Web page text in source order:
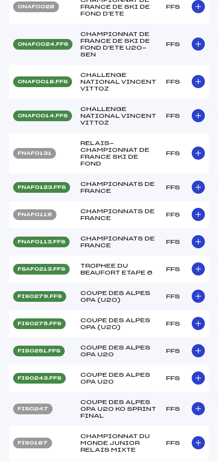
ONAF0028
FRANCE DE SKI DE
FOND D'ETE
FFS
ONAF0024.FFS
CHAMPIONNAT DE
FRANCE DE SKI DE
FOND D'ETE U20-
SEN
FFS
ONAF0018.FFS
CHALLENGE
NATIONAL VINCENT
VITTOZ
FFS
ONAF0014.FFS
CHALLENGE
NATIONAL VINCENT
VITTOZ
FFS
FNAF0131
RELAIS-
CHAMPIONNAT DE
FRANCE SKI DE
FOND
FFS
FNAF0123.FFS
CHAMPIONNATS DE
FRANCE
FFS
FNAF0116
CHAMPIONNATS DE
FRANCE
FFS
FNAF0113.FFS
CHAMPIONNATS DE
FRANCE
FFS
FSAF0213.FFS
TROPHEE DU
BEAUFORT ETAPE 6
FFS
FIS0279.FFS
COUPE DES ALPES
OPA (U20)
FFS
FIS0275.FFS
COUPE DES ALPES
OPA (U20)
FFS
FIS0251.FFS
COUPE DES ALPES
OPA U20
FFS
FIS0243.FFS
COUPE DES ALPES
OPA U20
FFS
FIS0247
COUPE DES ALPES
OPA U20 KO SPRINT
FINAL
FFS
FIS0187
CHAMPIONNAT DU
MONDE JUNIOR
RELAIS MIXTE
FFS